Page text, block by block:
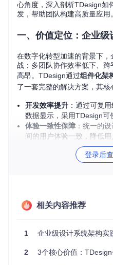
心角度，深入剖析TDesign如
发，帮助团队构建高质量应用。
一、价值定位：企业级
在数字化转型加速的背景下
战：多团队协作效率低下、
高昂。TDesign通过组件化架
了一套完整的解决方案，其核
开发效率提升 ：通过可复
数据显示，采用TDesign可
体验一致性保障 ：统一的
间的用户体验一致，降低
系统可维护性增强：模块化
减少后期迭代的复杂度
1.1 组件化架构的技术优势
解为基础原子、分子组件、
登录后
相关内容推荐
1 企业级设计系统架构实
2 3个核心价值：TDesign企